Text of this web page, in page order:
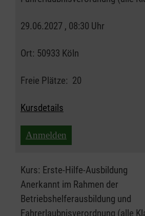
29.06.2027 , 08:30 Uhr
Ort: 50933 Köln
Freie Plätze: 20
Kursdetails
Anmelden
Kurs: Erste-Hilfe-Ausbildung
Anerkannt im Rahmen der
Betriebshelferausbildung und
Fahrerlaubnisverordnung (alle